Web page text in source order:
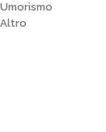
Umorismo
Altro